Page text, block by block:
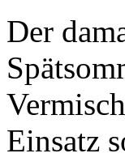
Der
Einsatz